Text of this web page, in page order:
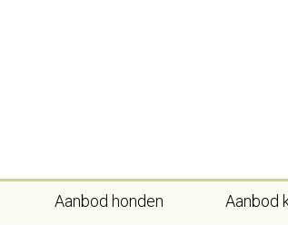
Aanbod honden Aanbod